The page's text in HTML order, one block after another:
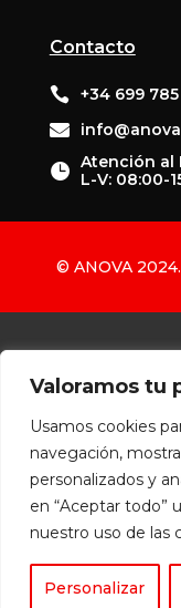
Valoramos tu
Usamos cookies
navegación,
personalizados y
en “Aceptar todo”
nuestro uso de las
Personalizar
Contacto
 +34 699

 Atención al
L-V: 08:00-
© ANOVA